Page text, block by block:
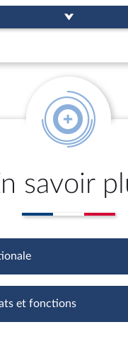
savoir
à l'Assemblée
et fonctions